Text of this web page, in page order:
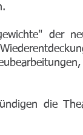
der
die